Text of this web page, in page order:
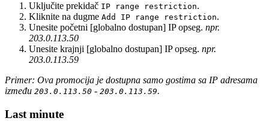
Uključite prekidač IP range restriction.
Kliknite na dugme Add IP range restriction.
Unesite početni [globalno dostupan] IP opseg. npr.
203.0.113.50
Unesite krajnji [globalno dostupan] IP opseg. npr.
203.0.113.59
Primer: Ova promocija je dostupna samo gostima sa IP adresama
između 203.0.113.50 - 203.0.113.59.
Last minute